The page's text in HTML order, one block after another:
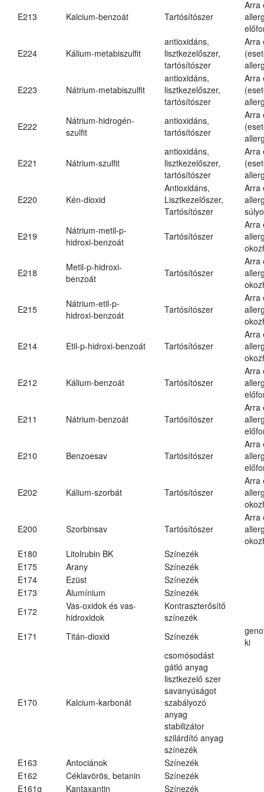
E213 Kalcium-benzoát Tartósítószer
Arra
E224 Kálium-metabiszulfit
antioxidáns,
lisztkezelőszer,
tartósítószer
Arra
E223 Nátrium-metabiszulfit
antioxidáns,
lisztkezelőszer,
tartósítószer
Arra
E222
Nátrium-hidrogén-
szulfit
antioxidáns,
tartósítószer
Arra
E221 Nátrium-szulfit
antioxidáns,
lisztkezelőszer,
tartósítószer
Arra
E220 Kén-dioxid
Antioxidáns,
Lisztkezelőszer,
Tartósítószer
Arra
E219
Nátrium-metil-p-
hidroxi-benzoát
Tartósítószer
Arra
E218
Metil-p-hidroxi-
benzoát
Tartósítószer
Arra
E215
Nátrium-etil-p-
hidroxi-benzoát
Tartósítószer
Arra
E214 Etil-p-hidroxi-benzoát Tartósítószer
Arra
E212 Kálium-benzoát Tartósítószer
Arra
E211 Nátrium-benzoát Tartósítószer
Arra
E210 Benzoesav Tartósítószer
Arra
E202 Kálium-szorbát Tartósítószer
Arra
E200 Szorbinsav Tartósítószer
Arra
E180
Litolrubin BK
Színezék
E175
Arany
Színezék
E174
Ezüst
Színezék
E173
Alumínium
Színezék
E172
Vas-oxidok és vas-
hidroxidok
Kontraszterősítő
színezék
E171
Titán-dioxid Színezék
ki
E170 Kalcium-karbonát
csomósodást
gátló anyag
lisztkezelő szer
savanyúságot
szabályozó
anyag
stabilizátor
szilárdító anyag
színezék
E163
Antociánok
Színezék
E162
Céklavörös, betanin
Színezék
E161g
Kantaxantin Színezék